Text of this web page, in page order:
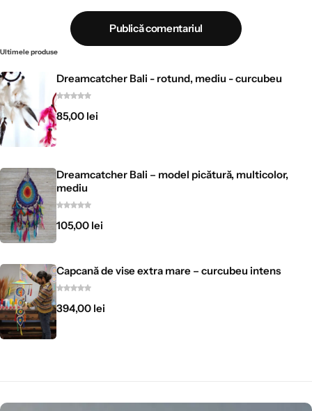
Publică comentariul
Ultimele produse
Dreamcatcher Bali - rotund, mediu - curcubeu
85,00 lei
Dreamcatcher Bali – model picătură, multicolor,
mediu
105,00 lei
Capcană de vise extra mare – curcubeu intens
394,00 lei